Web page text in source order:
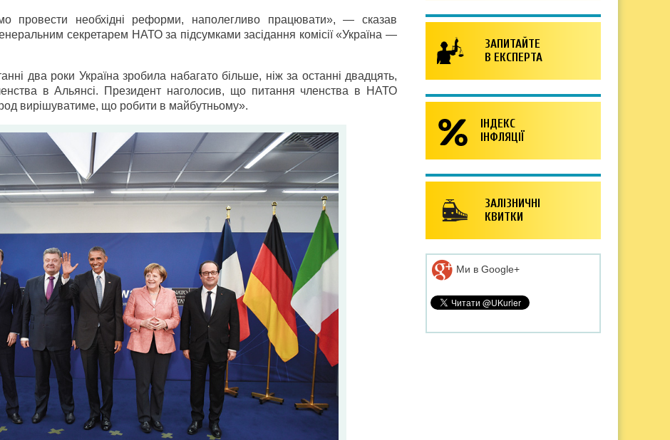
провести необхідні реформи, наполегливо працювати», — сказав
секретарем НАТО за підсумками засідання комісії «Україна —
два роки Україна зробила набагато більше, ніж за останні двадцять,
в Альянсі. Президент наголосив, що питання членства в НАТО
вирішуватиме, що робити в майбутньому».
ЗАПИТАЙТЕ
В ЕКСПЕРТА
ІНДЕКС
ІНФЛЯЦІЇ
ЗАЛІЗНИЧНІ
КВИТКИ
Ми в Google+